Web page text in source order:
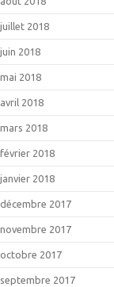
juillet 2018
juin 2018
mai 2018
avril 2018
mars 2018
février 2018
janvier 2018
décembre 2017
novembre 2017
octobre 2017
septembre 2017